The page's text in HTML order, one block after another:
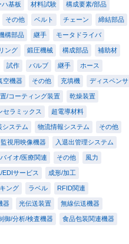
ハ基板 材料試験 構成要素/部品
その他 ベルト チェーン 締結部品
構部品 継手 モータドライバ
ング 鍛圧機械 構成部品 補助材
試作 バルブ 継手 ホース
空機器 その他 充填機 ディスペンサ
/コーティング装置 乾燥装置
セラミックス 超電導材料
システム 物流情報システム その他
監視用映像機器 入退出管理システム
バイオ/医療関連 その他 風力
EDIサービス 成形/加工
ング ラベル RFID関連
器 光伝送装置 無線伝送機器
御/分析/検査機器 食品包装関連機器